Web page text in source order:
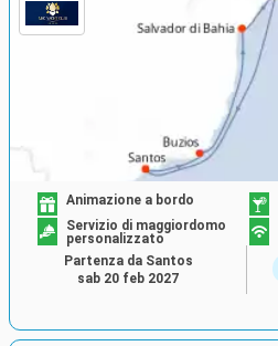
Animazione a bordo
Servizio di maggiordomo
personalizzato
Partenza da Santos
sab 20 feb 2027